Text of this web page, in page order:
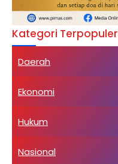
Kategori Terpopuler
Daerah
Ekonomi
Hukum
Nasional